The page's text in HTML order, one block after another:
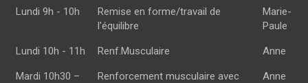
Horaire
Cours Prof
Lundi 9h - 10h
Remise en forme/travail de
l'équilibre
Marie-
Paule
Lundi 10h - 11h Renf.Musculaire Anne
Mardi 10h30 –
Renforcement musculaire avec
Anne